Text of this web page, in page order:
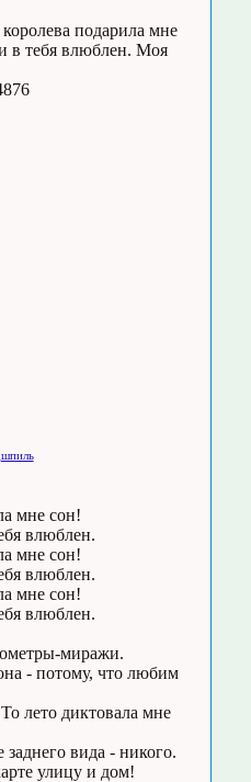
подарила мне
в тебя влюблен. Моя
мне сон!
влюблен.
мне сон!
влюблен.
мне сон!
влюблен.
миражи.
- потому, что любим
лето диктовала мне
вида - никого.
улицу и дом!